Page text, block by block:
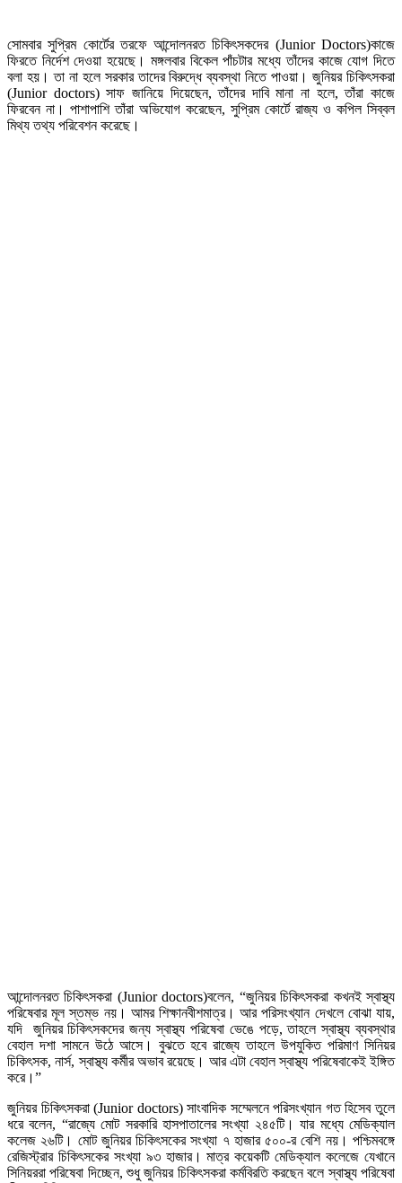
সোমবার সুপ্রিম কোর্টের তরফে আন্দোলনরত চিকিৎসকদের (Junior Doctors)কাজে
ফিরতে নির্দেশ দেওয়া হয়েছে। মঙ্গলবার বিকেল পাঁচটার মধ্যে তাঁদের কাজে যোগ দিতে
বলা হয়। তা না হলে সরকার তাদের বিরুদ্ধে ব্যবস্থা নিতে পাওয়া। জুনিয়র চিকিৎসকরা
(Junior doctors) সাফ জানিয়ে দিয়েছেন, তাঁদের দাবি মানা না হলে, তাঁরা কাজে
ফিরবেন না। পাশাপাশি তাঁরা অভিযোগ করেছেন, সুপ্রিম কোর্টে রাজ্য ও কপিল সিব্বল
মিথ্য তথ্য পরিবেশন করেছে।
আন্দোলনরত চিকিৎসকরা (Junior doctors)বলেন, “জুনিয়র চিকিৎসকরা কখনই স্বাস্থ্য
পরিষেবার মূল স্তম্ভ নয়। আমর শিক্ষানবীশমাত্র। আর পরিসংখ্যান দেখলে বোঝা যায়,
যদি জুনিয়র চিকিৎসকদের জন্য স্বাস্থ্য পরিষেবা ভেঙে পড়ে, তাহলে স্বাস্থ্য ব্যবস্থার
বেহাল দশা সামনে উঠে আসে। বুঝতে হবে রাজ্যে তাহলে উপযুকিত পরিমাণ সিনিয়র
চিকিৎসক, নার্স, স্বাস্থ্য কর্মীর অভাব রয়েছে। আর এটা বেহাল স্বাস্থ্য পরিষেবাকেই ইঙ্গিত
করে।”
জুনিয়র চিকিৎসকরা (Junior doctors) সাংবাদিক সম্মেলনে পরিসংখ্যান গত হিসেব তুলে
ধরে বলেন, “রাজ্যে মোট সরকারি হাসপাতালের সংখ্যা ২৪৫টি। যার মধ্যে মেডিক্যাল
কলেজ ২৬টি। মোট জুনিয়র চিকিৎসকের সংখ্যা ৭ হাজার ৫০০-র বেশি নয়। পশ্চিমবঙ্গে
রেজিস্ট্রার চিকিৎসকের সংখ্যা ৯৩ হাজার। মাত্র কয়েকটি মেডিক্যাল কলেজে যেখানে
সিনিয়ররা পরিষেবা দিচ্ছেন, শুধু জুনিয়র চিকিৎসকরা কর্মবিরতি করছেন বলে স্বাস্থ্য পরিষেবা